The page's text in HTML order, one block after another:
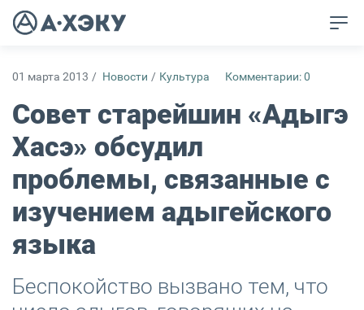
01 марта 2013 / Новости / Культура Комментарии: 0
Совет старейшин «Адыгэ
Хасэ» обсудил
проблемы, связанные с
изучением адыгейского
языка
Беспокойство вызвано тем, что